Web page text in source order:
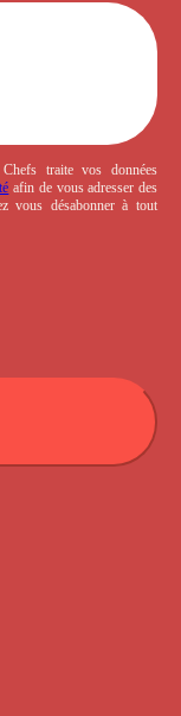
traite vos données
afin de vous adresser des
vous désabonner à tout